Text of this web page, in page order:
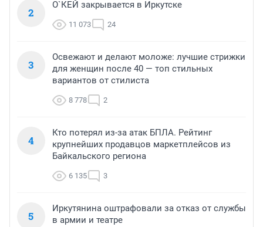
2
О`КЕЙ закрывается в Иркутске
11 073 24
3
Освежают и делают моложе: лучшие стрижки
для женщин после 40 — топ стильных
вариантов от стилиста
8 778 2
4
Кто потерял из-за атак БПЛА. Рейтинг
крупнейших продавцов маркетплейсов из
Байкальского региона
6 135 3
5
Иркутянина оштрафовали за отказ от службы
в армии и театре